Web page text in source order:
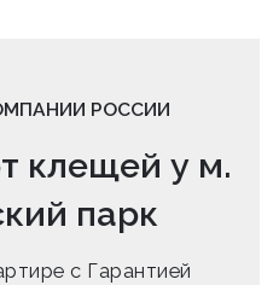
РОССИИ
клещей у м.
парк
с Гарантией